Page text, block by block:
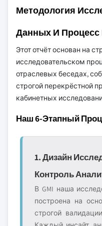
Методология
Данных И Процесс
Этот отчёт основан на
исследовательском
отраслевых беседах,
строгой перекрёстной
кабинетных
Наш 6-Этапный
1. Дизайн
Контроль
В GMI наша
построена на
строгой